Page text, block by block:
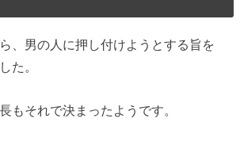
、男の人に押し付けようとする旨を
た。
もそれで決まったようです。